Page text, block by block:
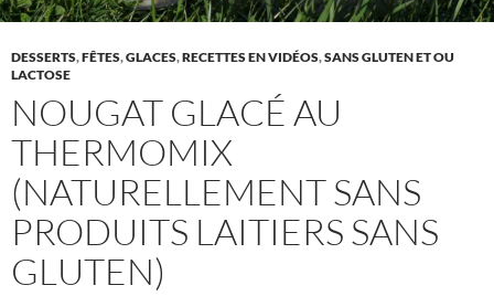
DESSERTS,FÊTES,GLACES,RECETTES EN VIDÉOS,SANS GLUTEN ET OU
LACTOSE
NOUGAT GLACÉ AU
THERMOMIX
(NATURELLEMENT SANS
PRODUITS LAITIERS SANS
GLUTEN)